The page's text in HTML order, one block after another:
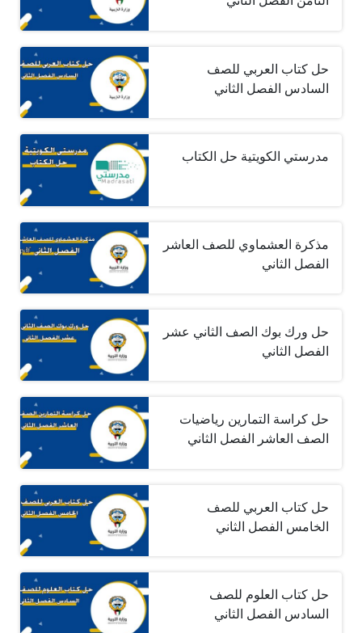
حل كتاب العربي للصف
السادس الفصل الثاني
مدرستي الكويتية حل الكتاب
مذكرة العشماوي للصف العاشر
الفصل الثاني
حل ورك بوك الصف الثاني عشر
الفصل الثاني
حل كراسة التمارين رياضيات
الصف العاشر الفصل الثاني
حل كتاب العربي للصف
الخامس الفصل الثاني
حل كتاب العلوم للصف
السادس الفصل الثاني